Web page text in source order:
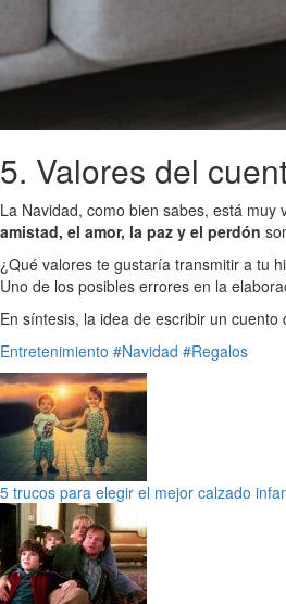
5. Valores del
La Navidad, como bien sabes, está
amistad, el amor, la paz y el perdón
¿Qué valores te gustaría transmitir a tu
Uno de los posibles errores en la
En síntesis, la idea de escribir un
Entretenimiento #Navidad #Regalos
5 trucos para elegir el mejor calzado